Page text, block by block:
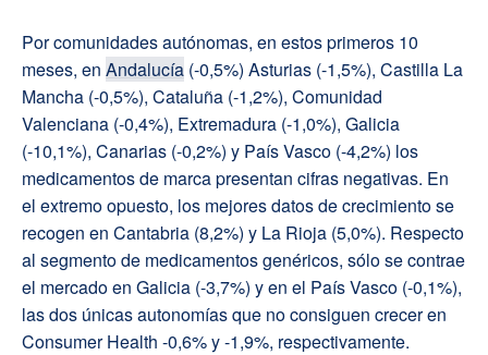
Por comunidades autónomas, en estos primeros 10
meses, en Andalucía (-0,5%) Asturias (-1,5%), Castilla La
Mancha (-0,5%), Cataluña (-1,2%), Comunidad
Valenciana (-0,4%), Extremadura (-1,0%), Galicia
(-10,1%), Canarias (-0,2%) y País Vasco (-4,2%) los
medicamentos de marca presentan cifras negativas. En
el extremo opuesto, los mejores datos de crecimiento se
recogen en Cantabria (8,2%) y La Rioja (5,0%). Respecto
al segmento de medicamentos genéricos, sólo se contrae
el mercado en Galicia (-3,7%) y en el País Vasco (-0,1%),
las dos únicas autonomías que no consiguen crecer en
Consumer Health -0,6% y -1,9%, respectivamente.